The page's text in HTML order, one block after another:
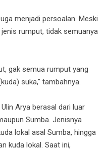
menjadi persoalan. Meski
rumput, tidak semuanya
gak semua rumput yang
suka," tambahnya.
Arya berasal dari luar
Sumba. Jenisnya
lokal asal Sumba, hingga
kuda lokal. Saat ini,